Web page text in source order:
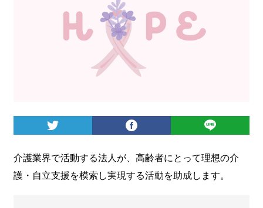
会員登録
ログイン
介護業界で活動する法人が、高齢者にとって理想の介
護・自立支援を模索し実現する活動を助成します。